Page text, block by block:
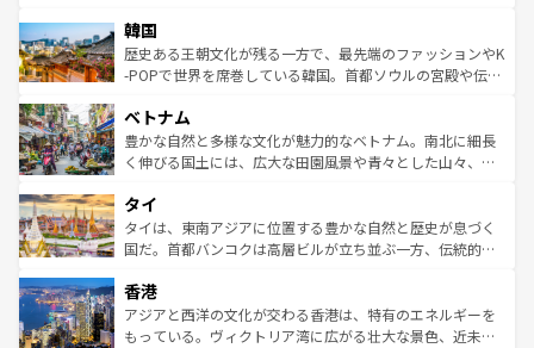
ワイを、存分に味わってほしい。 なお、新着のハワイ情報
はコンテンツ一覧を参照してほしい。
いる。アクティビティも充実しており、サーフィンやダイ
ビング、ハイキングなど、アウトドア好きにはたまらな
い。オーストラリアの多彩な魅力を存分に味わいつくそ
参照してほしい。
ン）、静ひつな山岳地帯である台湾東部など、都市の喧騒
と山間の静けさが共存しており、訪れる人に新しい発見と
驚きをもたらしてくれる。また、奥深い台湾の食文化も魅
容にもいいと評判のスイーツなど、バラエティ豊かな料理
が味わえる。 なお、新着の台湾情報は コンテンツ一覧を参
照してほしい。
韓国
歴史ある王朝文化が残る一方で、最先端のファッションやK
-POPで世界を席巻している韓国。首都ソウルの宮殿や伝統
き、地方に足を延ばせば四季折々の自然美を楽しむことが
できる。そして、キムチや焼肉、絶品のストリートフード
まで、さまざまな韓国料理が待っている。夜には、韓国な
リティに包まれながら、韓国の多彩な魅力を心ゆくまで味
わってみてほしい。 なお、新着の韓国情報はコンテンツ一
覧を参照してほしい。
ベトナム
豊かな自然と多様な文化が魅力的なベトナム。南北に細長
く伸びる国土には、広大な田園風景や青々とした山々、世
急速な発展と共に伝統が息づく。ハノイの古い町並みやホ
ーチミン市のフランス統治時代の建物も、独特の雰囲気を
醸し出している。また、バラエティの豊かさとおいしさで
とつ。フォーやバインミー、ベトナムコーヒーなどは、ぜ
ひ現地で味わいたい。どの地域を訪れてもあたたかい人々
が旅行者を迎えてくれるので、きっと忘れられない旅にな
タイ
タイは、東南アジアに位置する豊かな自然と歴史が息づく
国だ。首都バンコクは高層ビルが立ち並ぶ一方、伝統的な
の活気が交差している。北部ではチェンマイなどの山岳地
帯で自然と触れ合い、南部ではプーケットやクラビの美し
いビーチでリゾート気分を楽しむことができる。タイ料理
香港
アジアと西洋の文化が交わる香港は、特有のエネルギーを
もっている。ヴィクトリア湾に広がる壮大な景色、近未来